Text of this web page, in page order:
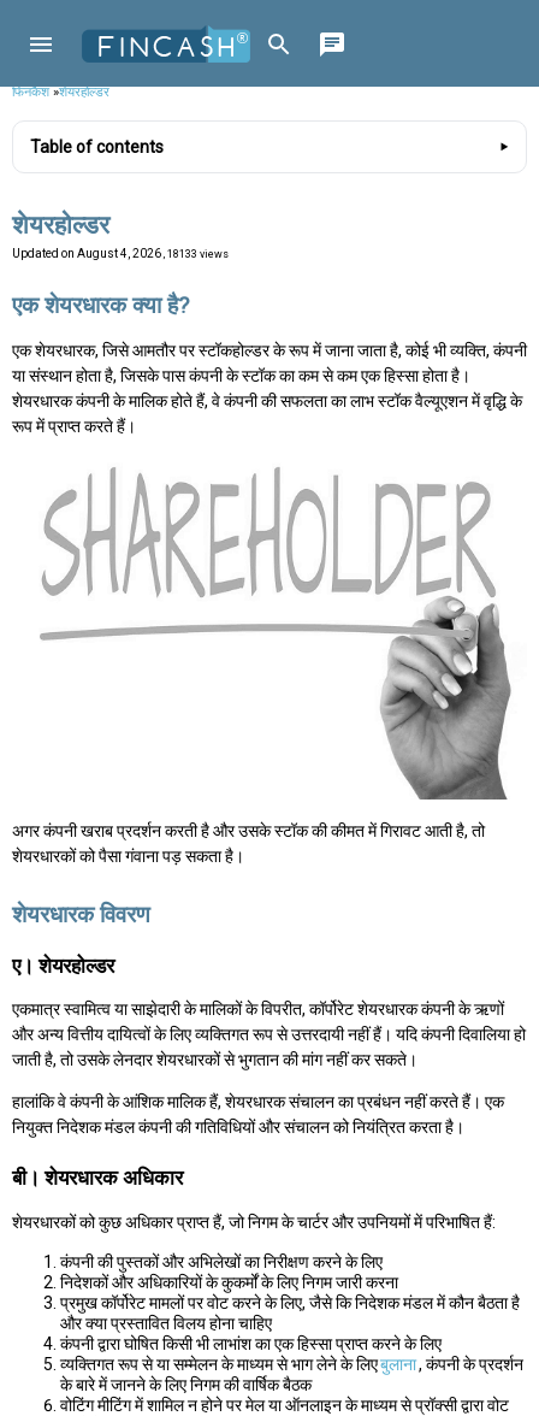
फिनकैश»शेयरहोल्डर
Table of contents
शेयरहोल्डर
Updated on August 4, 2026 , 18133 views
एक शेयरधारक क्या है?
एक शेयरधारक, जिसे आमतौर पर स्टॉकहोल्डर के रूप में जाना जाता है, कोई भी व्यक्ति, कंपनी
या संस्थान होता है, जिसके पास कंपनी के स्टॉक का कम से कम एक हिस्सा होता है।
शेयरधारक कंपनी के मालिक होते हैं, वे कंपनी की सफलता का लाभ स्टॉक वैल्यूएशन में वृद्धि के
रूप में प्राप्त करते हैं।
अगर कंपनी खराब प्रदर्शन करती है और उसके स्टॉक की कीमत में गिरावट आती है, तो
शेयरधारकों को पैसा गंवाना पड़ सकता है।
शेयरधारक विवरण
ए। शेयरहोल्डर
एकमात्र स्वामित्व या साझेदारी के मालिकों के विपरीत, कॉर्पोरेट शेयरधारक कंपनी के ऋणों
और अन्य वित्तीय दायित्वों के लिए व्यक्तिगत रूप से उत्तरदायी नहीं हैं। यदि कंपनी दिवालिया हो
जाती है, तो उसके लेनदार शेयरधारकों से भुगतान की मांग नहीं कर सकते।
हालांकि वे कंपनी के आंशिक मालिक हैं, शेयरधारक संचालन का प्रबंधन नहीं करते हैं। एक
नियुक्त निदेशक मंडल कंपनी की गतिविधियों और संचालन को नियंत्रित करता है।
बी। शेयरधारक अधिकार
शेयरधारकों को कुछ अधिकार प्राप्त हैं, जो निगम के चार्टर और उपनियमों में परिभाषित हैं:
कंपनी की पुस्तकों और अभिलेखों का निरीक्षण करने के लिए
निदेशकों और अधिकारियों के कुकर्मों के लिए निगम जारी करना
प्रमुख कॉर्पोरेट मामलों पर वोट करने के लिए, जैसे कि निदेशक मंडल में कौन बैठता है
और क्या प्रस्तावित विलय होना चाहिए
कंपनी द्वारा घोषित किसी भी लाभांश का एक हिस्सा प्राप्त करने के लिए
व्यक्तिगत रूप से या सम्मेलन के माध्यम से भाग लेने के लिएबुलाना, कंपनी के प्रदर्शन
के बारे में जानने के लिए निगम की वार्षिक बैठक
वोटिंग मीटिंग में शामिल न होने पर मेल या ऑनलाइन के माध्यम से प्रॉक्सी द्वारा वोट